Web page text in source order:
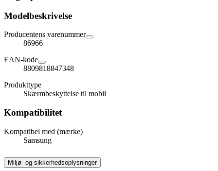
Modelbeskrivelse
Producentens varenummer
86966
EAN-kode
8809818847348
Produkttype
Skærmbeskyttelse til mobil
Kompatibilitet
Kompatibel med (mærke)
Samsung
Miljø- og sikkerhedsoplysninger